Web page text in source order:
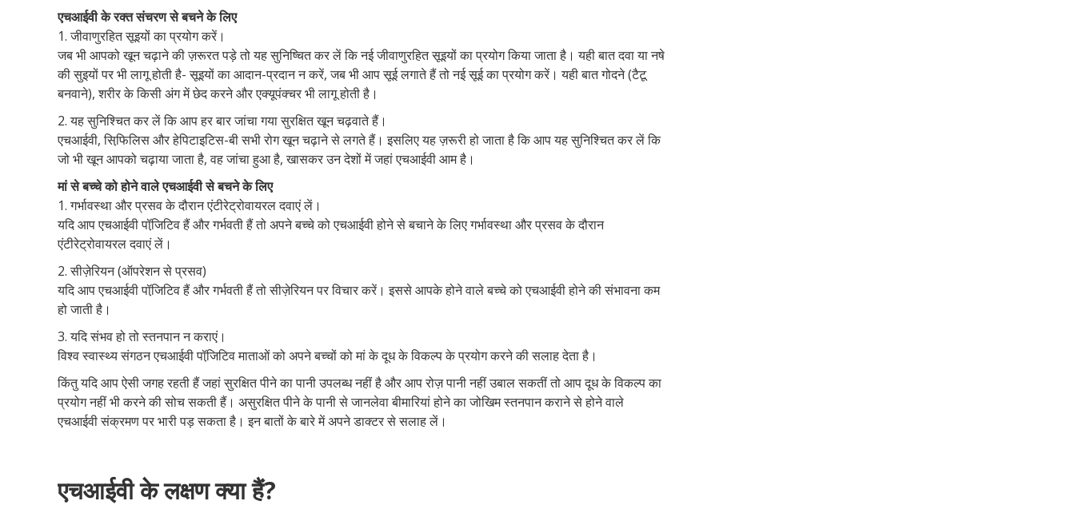
एचआईवी के रक्त संचरण से बचने के लिए
1. जीवाणुरहित सूइयों का प्रयोग करें।
जब भी आपको खून चढ़ाने की ज़रूरत पड़े तो यह सुनिष्चित कर लें कि नई जीवाणुरहित सूइयों का प्रयोग किया जाता है। यही बात दवा या नषे
की सुइयों पर भी लागू होती है- सूइयों का आदान-प्रदान न करें, जब भी आप सूई लगाते हैं तो नई सूई का प्रयोग करें। यही बात गोदने (टैटू
बनवाने), शरीर के किसी अंग में छेद करने और एक्यूपंक्चर भी लागू होती है।
2. यह सुनिश्चित कर लें कि आप हर बार जांचा गया सुरक्षित खून चढ़वाते हैं।
एचआईवी, सिफि़लिस और हेपिटाइटिस-बी सभी रोग खून चढ़ाने से लगते हैं। इसलिए यह ज़रूरी हो जाता है कि आप यह सुनिश्चित कर लें कि
जो भी खून आपको चढ़ाया जाता है, वह जांचा हुआ है, खासकर उन देशों में जहां एचआईवी आम है।
मां से बच्चे को होने वाले एचआईवी से बचने के लिए
1. गर्भावस्था और प्रसव के दौरान एंटीरेट्रोवायरल दवाएं लें।
यदि आप एचआईवी पॉजि़टिव हैं और गर्भवती हैं तो अपने बच्चे को एचआईवी होने से बचाने के लिए गर्भावस्था और प्रसव के दौरान
एंटीरेट्रोवायरल दवाएं लें।
2. सीज़ेरियन (ऑपरेशन से प्रसव)
यदि आप एचआईवी पॉजि़टिव हैं और गर्भवती हैं तो सीज़ेरियन पर विचार करें। इससे आपके होने वाले बच्चे को एचआईवी होने की संभावना कम
हो जाती है।
3. यदि संभव हो तो स्तनपान न कराएं।
विश्व स्वास्थ्य संगठन एचआईवी पॉजि़टिव माताओं को अपने बच्चों को मां के दूध के विकल्प के प्रयोग करने की सलाह देता है।
किंतु यदि आप ऐसी जगह रहती हैं जहां सुरक्षित पीने का पानी उपलब्ध नहीं है और आप रोज़ पानी नहीं उबाल सकतीं तो आप दूध के विकल्प का
प्रयोग नहीं भी करने की सोच सकती हैं। असुरक्षित पीने के पानी से जानलेवा बीमारियां होने का जोखिम स्तनपान कराने से होने वाले
एचआईवी संक्रमण पर भारी पड़ सकता है। इन बातों के बारे में अपने डाक्टर से सलाह लें।
एचआईवी के लक्षण क्या हैं?